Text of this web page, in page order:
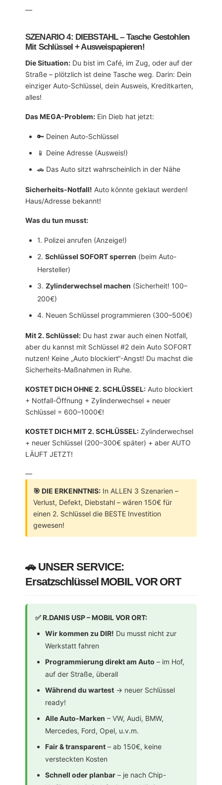
—
SZENARIO 4: DIEBSTAHL – Tasche Gestohlen
Mit Schlüssel + Ausweispapieren!
Die Situation: Du bist im Café, im Zug, oder auf der
Straße – plötzlich ist deine Tasche weg. Darin: Dein
einziger Auto-Schlüssel, dein Ausweis, Kreditkarten,
alles!
Das MEGA-Problem: Ein Dieb hat jetzt:
🔑 Deinen Auto-Schlüssel
📱 Deine Adresse (Ausweis!)
🚗 Das Auto sitzt wahrscheinlich in der Nähe
Sicherheits-Notfall! Auto könnte geklaut werden!
Haus/Adresse bekannt!
Was du tun musst:
1. Polizei anrufen (Anzeige!)
2. Schlüssel SOFORT sperren (beim Auto-
Hersteller)
3. Zylinderwechsel machen (Sicherheit! 100–
200€)
4. Neuen Schlüssel programmieren (300–500€)
Mit 2. Schlüssel: Du hast zwar auch einen Notfall,
aber du kannst mit Schlüssel #2 dein Auto SOFORT
nutzen! Keine „Auto blockiert“-Angst! Du machst die
Sicherheits-Maßnahmen in Ruhe.
KOSTET DICH OHNE 2. SCHLÜSSEL: Auto blockiert
+ Notfall-Öffnung + Zylinderwechsel + neuer
Schlüssel = 600–1000€!
KOSTET DICH MIT 2. SCHLÜSSEL: Zylinderwechsel
+ neuer Schlüssel (200–300€ später) + aber AUTO
LÄUFT JETZT!
—
🎯 DIE ERKENNTNIS: In ALLEN 3 Szenarien –
Verlust, Defekt, Diebstahl – wären 150€ für
einen 2. Schlüssel die BESTE Investition
gewesen!
🚗 UNSER SERVICE:
Ersatzschlüssel MOBIL VOR ORT
✅R.DANIS USP – MOBIL VOR ORT:
Wir kommen zu DIR! Du musst nicht zur
Werkstatt fahren
Programmierung direkt am Auto – im Hof,
auf der Straße, überall
Während du wartest → neuer Schlüssel
ready!
Alle Auto-Marken – VW, Audi, BMW,
Mercedes, Ford, Opel, u.v.m.
Fair & transparent – ab 150€, keine
versteckten Kosten
Schnell oder planbar – je nach Chip-